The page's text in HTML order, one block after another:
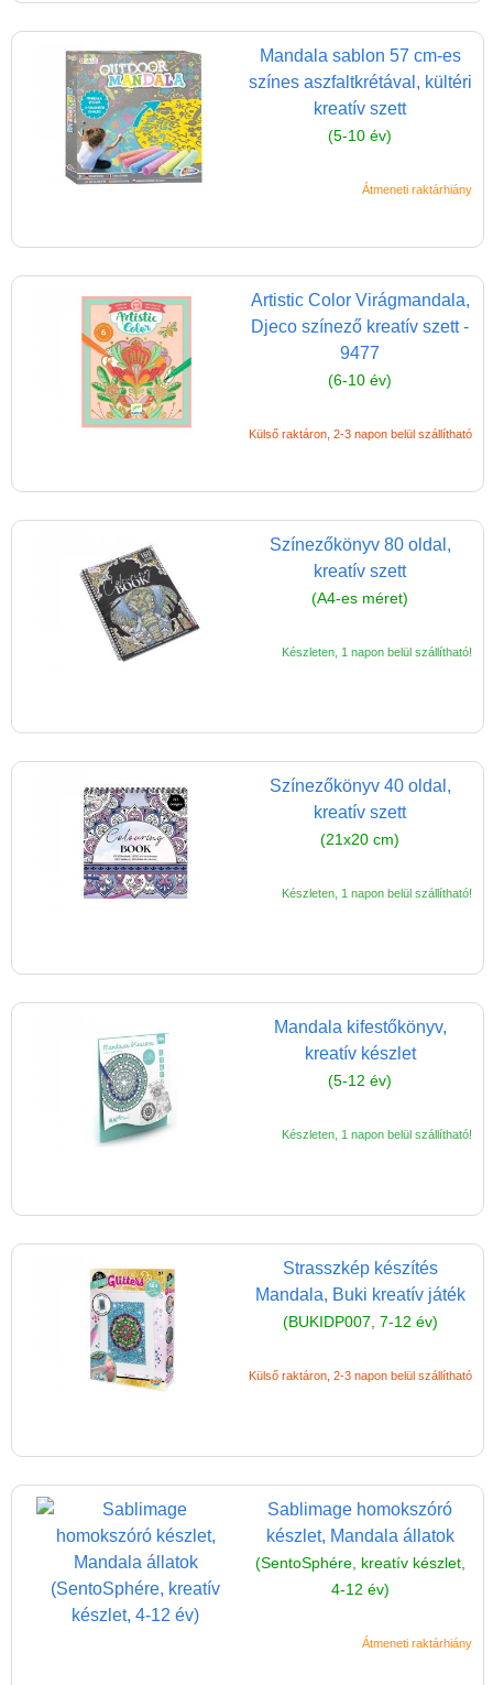
Mandala sablon 57 cm-es
színes aszfaltkrétával, kültéri
kreatív szett
(5-10 év)
Átmeneti raktárhiány
Artistic Color Virágmandala,
Djeco színező kreatív szett -
9477
(6-10 év)
Külső raktáron, 2-3 napon belül szállítható
Színezőkönyv 80 oldal,
kreatív szett
(A4-es méret)
Készleten, 1 napon belül szállítható!
Színezőkönyv 40 oldal,
kreatív szett
(21x20 cm)
Készleten, 1 napon belül szállítható!
Mandala kifestőkönyv,
kreatív készlet
(5-12 év)
Készleten, 1 napon belül szállítható!
Strasszkép készítés
Mandala, Buki kreatív játék
(BUKIDP007, 7-12 év)
Külső raktáron, 2-3 napon belül szállítható
Sablimage homokszóró
készlet, Mandala állatok
(SentoSphére, kreatív készlet,
4-12 év)
Átmeneti raktárhiány
Könyv
Licenszes TOP
gyerekajándékok
LÜK
Magyar játékok
Montessori játékok
Mozgásfejlesztő játékok
Oktató játékok kutyáknak
Pixelhobby
kalandozás
(baba,autó,konyha,épület,..)
Tanulást segítő játék
CSAK NÁLUNK - Egyedi
Vélemények
Adatkezelés
ÁSZF
Szállítási költség 1490 Ft-tól,